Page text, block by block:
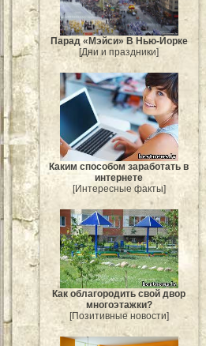
Парад «Мэйси» В Нью-Йорке
[Дни и праздники]
Каким способом заработать в
интернете
[Интересные факты]
Как облагородить свой двор
многоэтажки?
[Позитивные новости]